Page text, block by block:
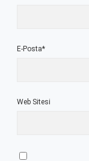
E-Posta*
Web Sitesi